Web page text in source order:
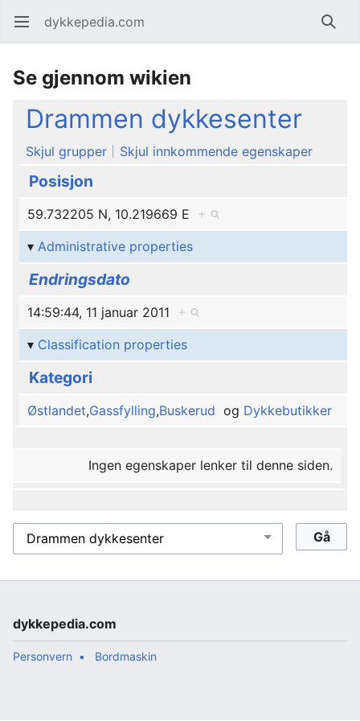
Åpne hovedmenyen dykkepedia.com Søk
Se gjennom wikien
Drammen dykkesenter
Skjul grupper Skjul innkommende egenskaper
Posisjon
59.732205 N, 10.219669 E +
Administrative properties
Endringsdato
14:59:44, 11 januar 2011 +
Classification properties
Kategori
Østlandet,Gassfylling,Buskerud og Dykkebutikker
Ingen egenskaper lenker til denne siden.
dykkepedia.com
Personvern Bordmaskin